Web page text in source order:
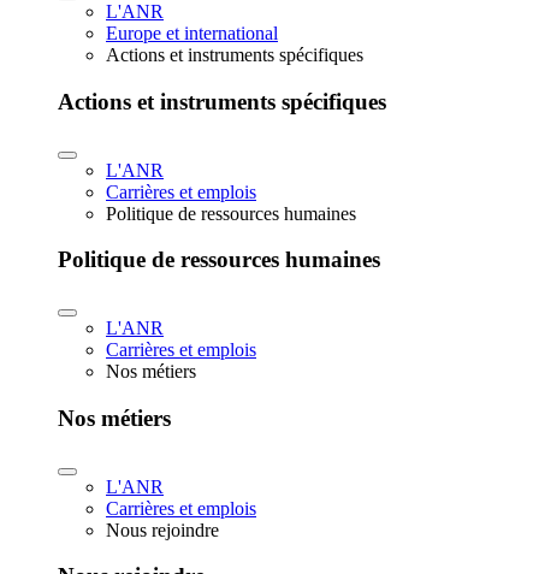
L'ANR
Europe et international
Actions et instruments spécifiques
Actions et instruments spécifiques
L'ANR
Carrières et emplois
Politique de ressources humaines
Politique de ressources humaines
L'ANR
Carrières et emplois
Nos métiers
Nos métiers
L'ANR
Carrières et emplois
Nous rejoindre